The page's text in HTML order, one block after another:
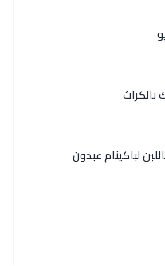
لباكينام عبدون